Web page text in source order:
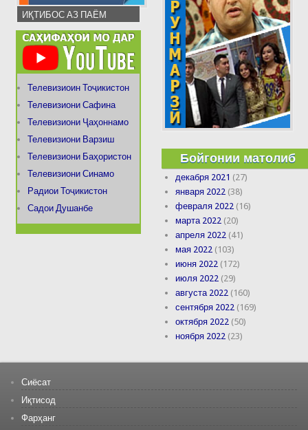
ИҚТИБОС АЗ ПАЁМ
Телевизиоин Тоҷикистон
Телевизиони Сафина
Телевизиони Ҷаҳоннамо
Телевизиони Варзиш
Телевизиони Баҳористон
Телевизиони Синамо
Радиои Тоҷикистон
Садои Душанбе
Бойгонии матолиб
декабря 2021 (27)
января 2022 (38)
февраля 2022 (16)
марта 2022 (20)
апреля 2022 (41)
мая 2022 (103)
июня 2022 (172)
июля 2022 (29)
августа 2022 (160)
сентября 2022 (169)
октября 2022 (50)
ноября 2022 (23)
Сиёсат
Иқтисод
Фарҳанг